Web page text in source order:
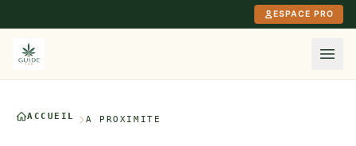
ESPACE PRO
ACCUEIL À PROXIMITÉ